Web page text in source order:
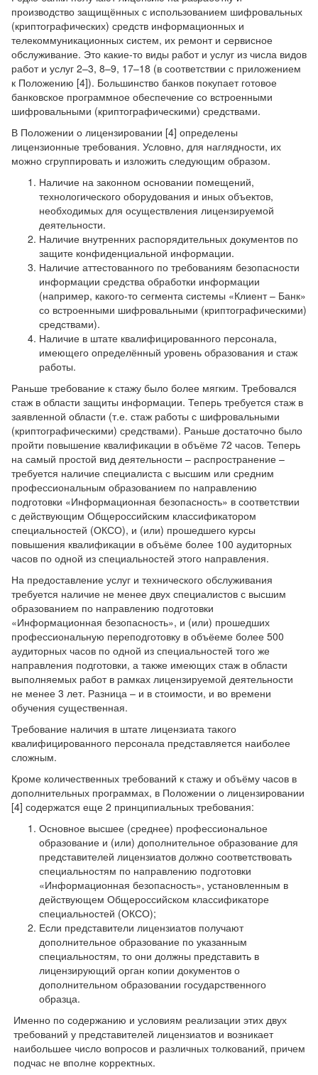
производство защищённых с использованием шифровальных
(криптографических) средств информационных и
телекоммуникационных систем, их ремонт и сервисное
обслуживание. Это какие-то виды работ и услуг из числа видов
работ и услуг 2–3, 8–9, 17–18 (в соответствии с приложением
к Положению [4]). Большинство банков покупает готовое
банковское программное обеспечение со встроенными
шифровальными (криптографическими) средствами.
В Положении о лицензировании [4] определены
лицензионные требования. Условно, для наглядности, их
можно сгруппировать и изложить следующим образом.
Наличие на законном основании помещений,
технологического оборудования и иных объектов,
необходимых для осуществления лицензируемой
деятельности.
Наличие внутренних распорядительных документов по
защите конфиденциальной информации.
Наличие аттестованного по требованиям безопасности
информации средства обработки информации
(например, какого-то сегмента системы «Клиент – Банк»
со встроенными шифровальными (криптографическими)
средствами).
Наличие в штате квалифицированного персонала,
имеющего определённый уровень образования и стаж
работы.
Раньше требование к стажу было более мягким. Требовался
стаж в области защиты информации. Теперь требуется стаж в
заявленной области (т.е. стаж работы с шифровальными
(криптографическими) средствами). Раньше достаточно было
пройти повышение квалификации в объёме 72 часов. Теперь
на самый простой вид деятельности – распространение –
требуется наличие специалиста с высшим или средним
профессиональным образованием по направлению
подготовки «Информационная безопасность» в соответствии
с действующим Общероссийским классификатором
специальностей (ОКСО), и (или) прошедшего курсы
повышения квалификации в объёме более 100 аудиторных
часов по одной из специальностей этого направления.
На предоставление услуг и технического обслуживания
требуется наличие не менее двух специалистов с высшим
образованием по направлению подготовки
«Информационная безопасность», и (или) прошедших
профессиональную переподготовку в объёеме более 500
аудиторных часов по одной из специальностей того же
направления подготовки, а также имеющих стаж в области
выполняемых работ в рамках лицензируемой деятельности
не менее 3 лет. Разница – и в стоимости, и во времени
обучения существенная.
Требование наличия в штате лицензиата такого
квалифицированного персонала представляется наиболее
сложным.
Кроме количественных требований к стажу и объёму часов в
дополнительных программах, в Положении о лицензировании
[4] содержатся еще 2 принципиальных требования:
Основное высшее (среднее) профессиональное
образование и (или) дополнительное образование для
представителей лицензиатов должно соответствовать
специальностям по направлению подготовки
«Информационная безопасность», установленным в
действующем Общероссийском классификаторе
специальностей (ОКСО);
Если представители лицензиатов получают
дополнительное образование по указанным
специальностям, то они должны представить в
лицензирующий орган копии документов о
дополнительном образовании государственного
образца.
Именно по содержанию и условиям реализации этих двух
требований у представителей лицензиатов и возникает
наибольшее число вопросов и различных толкований, причем
подчас не вполне корректных.